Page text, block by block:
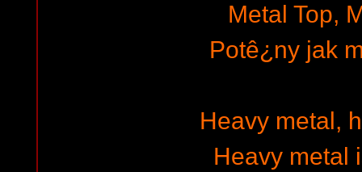
Metal Top,
Potê¿ny jak
Heavy metal,
Heavy metal